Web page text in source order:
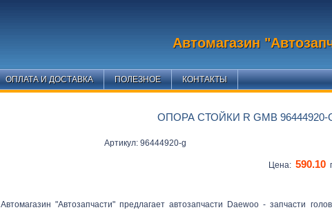
Автомагазин
ОПЛАТА И ДОСТАВКА ПОЛЕЗНОЕ КОНТАКТЫ
ОПОРА СТОЙКИ R GMB 96444920-
Артикул: 96444920-g
Цена: 590.10
Автомагазин "Автозапчасти" предлагает автозапчасти Daewoo - запчасти